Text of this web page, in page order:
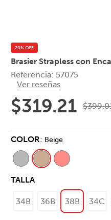
20% OFF
Brasier Strapless con
Referencia: 57075
Ver reseñas
$319.21 $399.
COLOR: Beige
TALLA
34B 36B 38B 34C